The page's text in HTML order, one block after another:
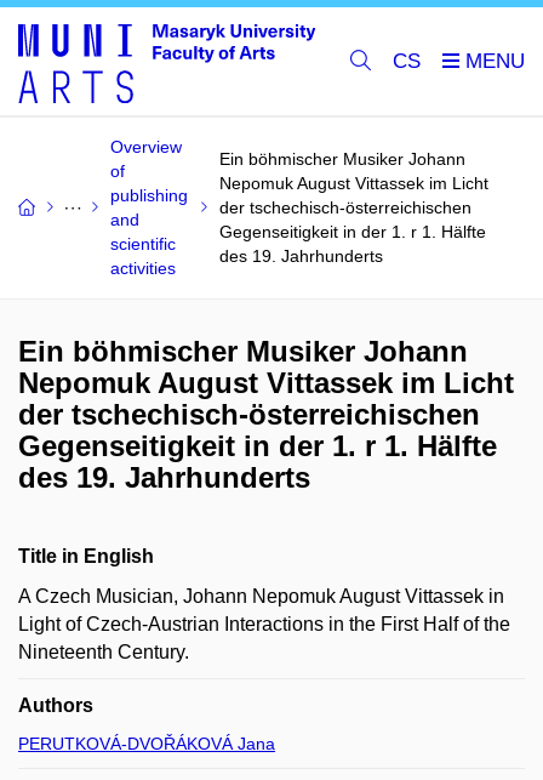
CS
Overview
of
publishing
and
scientific
activities
Ein böhmischer Musiker Johann
Nepomuk August Vittassek im Licht
der tschechisch-österreichischen
Gegenseitigkeit in der 1. r 1. Hälfte
des 19. Jahrhunderts
Ein böhmischer Musiker Johann
Nepomuk August Vittassek im Licht
der tschechisch-österreichischen
Gegenseitigkeit in der 1. r 1. Hälfte
des 19. Jahrhunderts
Title in English
A Czech Musician, Johann Nepomuk August Vittassek in
Light of Czech-Austrian Interactions in the First Half of the
Nineteenth Century.
Authors
PERUTKOVÁ-DVOŘÁKOVÁ Jana